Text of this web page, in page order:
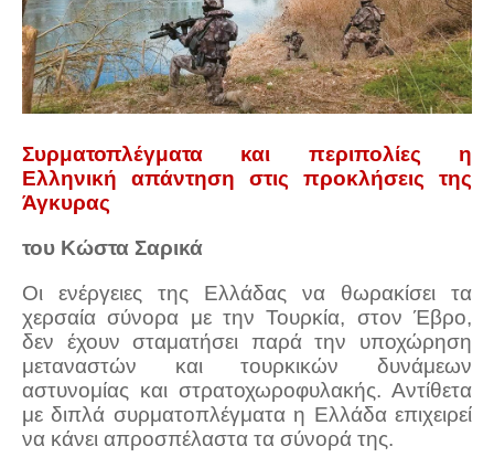
Συρματοπλέγματα και περιπολίες η
Ελληνική απάντηση στις προκλήσεις της
Άγκυρας
του Κώστα Σαρικά
Οι ενέργειες της Ελλάδας να θωρακίσει τα
χερσαία σύνορα με την Τουρκία, στον Έβρο,
δεν έχουν σταματήσει παρά την υποχώρηση
μεταναστών και τουρκικών δυνάμεων
αστυνομίας και στρατοχωροφυλακής. Αντίθετα
με διπλά συρματοπλέγματα η Ελλάδα επιχειρεί
να κάνει απροσπέλαστα τα σύνορά της.